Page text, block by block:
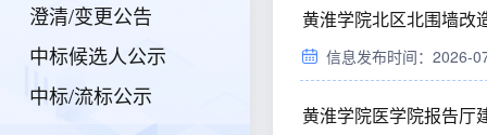
澄清/变更公告
中标候选人公示
中标/流标公示
黄淮学院北区北围墙改
信息发布时间：2026-
黄淮学院医学院报告厅